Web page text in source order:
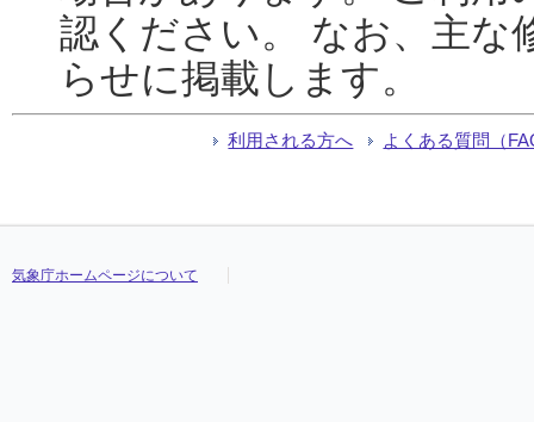
認ください。 なお、主な
らせに掲載します。
利用される方へ よくある質問（
気象庁ホームページについて